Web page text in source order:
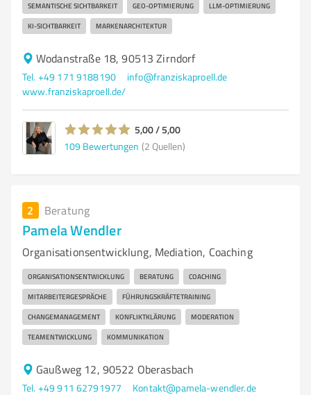
SEMANTISCHE SICHTBARKEIT GEO-OPTIMIERUNG LLM-OPTIMIERUNG
KI-SICHTBARKEIT MARKENARCHITEKTUR
Wodanstraße 18, 90513 Zirndorf
Tel. +49 171 9188190
info@franziskaproell.de
www.franziskaproell.de/
5,00 / 5,00
109 Bewertungen (2 Quellen)
2 Beratung
Pamela Wendler
Organisationsentwicklung, Mediation, Coaching
ORGANISATIONSENTWICKLUNG BERATUNG COACHING
MITARBEITERGESPRÄCHE FÜHRUNGSKRÄFTETRAINING
CHANGEMANAGEMENT KONFLIKTKLÄRUNG MODERATION
TEAMENTWICKLUNG KOMMUNIKATION
Gaußweg 12, 90522 Oberasbach
Tel. +49 911 62791977
Kontakt@pamela-wendler.de